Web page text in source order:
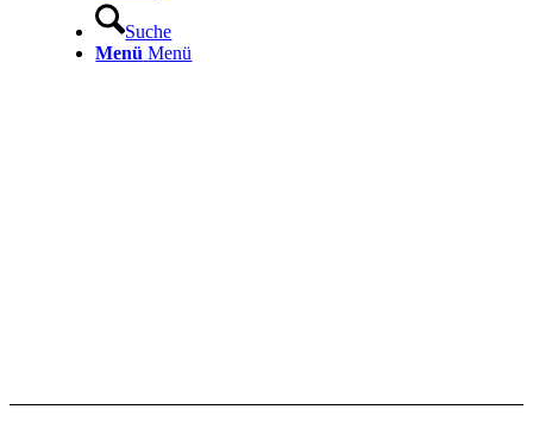
Suche
Menü Menü